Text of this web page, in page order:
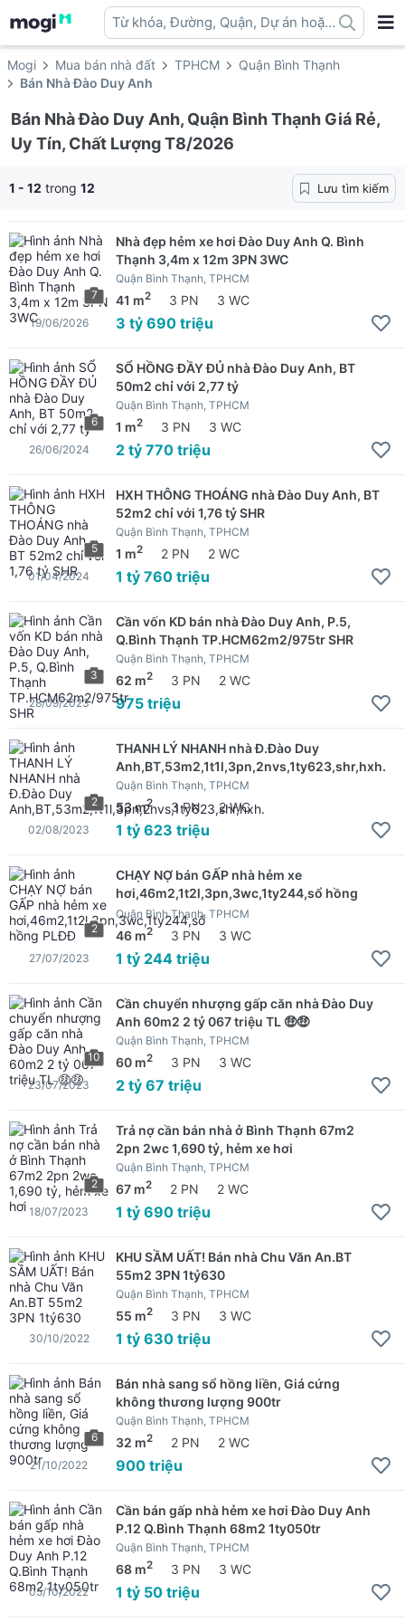
Từ khóa, Đường, Quận, Dự án hoặc
địa danh ...
Mogi Mua bán nhà đất TPHCM
Quận Bình Thạnh
Bán Nhà Đào Duy Anh
Bán Nhà Đào Duy Anh, Quận Bình Thạnh Giá Rẻ,
Uy Tín, Chất Lượng T8/2026
1 - 12 trong 12 Lưu tìm kiếm
7
Nhà đẹp hẻm xe hơi Đào Duy Anh Q. Bình
Thạnh 3,4m x 12m 3PN 3WC
Quận Bình Thạnh, TPHCM
41 m2 3 PN 3 WC
3 tỷ 690 triệu
19/06/2026
6
SỔ HỒNG ĐẦY ĐỦ nhà Đào Duy Anh, BT
50m2 chỉ với 2,77 tỷ
Quận Bình Thạnh, TPHCM
1 m2 3 PN 3 WC
2 tỷ 770 triệu
26/06/2024
5
HXH THÔNG THOÁNG nhà Đào Duy Anh, BT
52m2 chỉ với 1,76 tỷ SHR
Quận Bình Thạnh, TPHCM
1 m2 2 PN 2 WC
1 tỷ 760 triệu
01/04/2024
3
Cần vốn KD bán nhà Đào Duy Anh, P.5,
Q.Bình Thạnh TP.HCM62m2/975tr SHR
Quận Bình Thạnh, TPHCM
62 m2 3 PN 2 WC
975 triệu
28/09/2023
2
THANH LÝ NHANH nhà Đ.Đào Duy
Anh,BT,53m2,1t1l,3pn,2nvs,1ty623,shr,hxh.
Quận Bình Thạnh, TPHCM
53 m2 3 PN 2 WC
1 tỷ 623 triệu
02/08/2023
2
CHẠY NỢ bán GẤP nhà hẻm xe
hơi,46m2,1t2l,3pn,3wc,1ty244,sổ hồng
PLĐĐ
Quận Bình Thạnh, TPHCM
46 m2 3 PN 3 WC
1 tỷ 244 triệu
27/07/2023
10
Cần chuyển nhượng gấp căn nhà Đào Duy
Anh 60m2 2 tỷ 067 triệu TL 🤑🤑
Quận Bình Thạnh, TPHCM
60 m2 3 PN 3 WC
2 tỷ 67 triệu
23/07/2023
2
Trả nợ cần bán nhà ở Bình Thạnh 67m2
2pn 2wc 1,690 tỷ, hẻm xe hơi
Quận Bình Thạnh, TPHCM
67 m2 2 PN 2 WC
1 tỷ 690 triệu
18/07/2023
KHU SẦM UẤT! Bán nhà Chu Văn An.BT
55m2 3PN 1tỷ630
Quận Bình Thạnh, TPHCM
55 m2 3 PN 3 WC
1 tỷ 630 triệu
30/10/2022
6
Bán nhà sang sổ hồng liền, Giá cứng
không thương lượng 900tr
Quận Bình Thạnh, TPHCM
32 m2 2 PN 2 WC
900 triệu
21/10/2022
Cần bán gấp nhà hẻm xe hơi Đào Duy Anh
P.12 Q.Bình Thạnh 68m2 1ty050tr
Quận Bình Thạnh, TPHCM
68 m2 3 PN 3 WC
1 tỷ 50 triệu
05/10/2022